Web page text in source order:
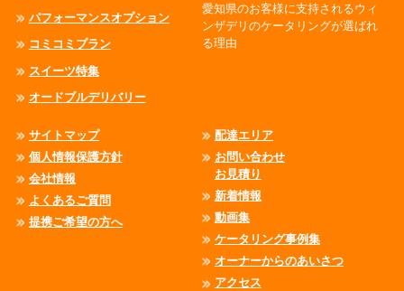
パフォーマンスオプション
コミコミプラン
スイーツ特集
オードブルデリバリー
愛知県のお客様に支持されるウィ
ンザデリのケータリングが選ばれ
る理由
サイトマップ
個人情報保護方針
会社情報
よくあるご質問
提携ご希望の方へ
配達エリア
お問い合わせ
お見積り
新着情報
動画集
ケータリング事例集
オーナーからのあいさつ
アクセス